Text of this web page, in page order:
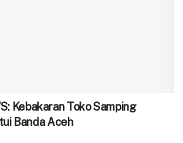
Kebakaran Toko Samping
Banda Aceh